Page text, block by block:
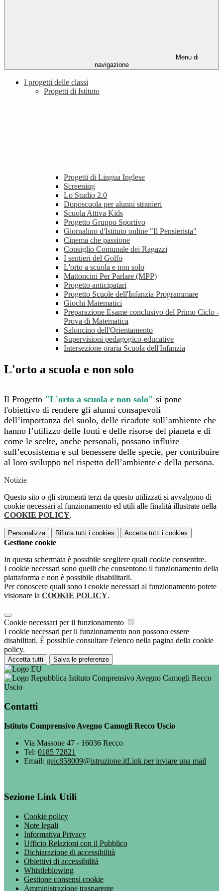
Menu di
navigazione
I progetti delle classi
Progetti di Istituto
Progetti di Lingua Inglese
Screening
Lo Studio 2.0
Doposcuola per alunni stranieri
Scuola Attiva Kids
Progetto Gruppo Sportivo
Giornalino d'Istituto online "Il Pensierista"
Cinema che passione
Consiglio Comunale dei Ragazzi
I sentieri del Golfo
L'orto a scuola e non solo
Mattoncini Per Parlare (MPP)
Progetto anticipatari
Progetto Scuole dell'Infanzia Programmare
Giochi Matematici
Preparazione Esame conclusivo del Primo Ciclo -
Prova di Matematica
Saloncino dell'Orientamento
Supervisioni pedagogico-educative
Intersezione oraria Scuola dell'Infanzia
L'orto a scuola e non solo
Il Progetto "L'orto a scuola e non solo" si pone
l'obiettivo di rendere gli alunni consapevoli
dell’importanza del suolo, delle ricadute sull’ambiente che
hanno l’utilizzo delle fonti e delle risorse del pianeta e di
come le scelte, anche personali, possano influire
sull’ecosistema e sul benessere delle specie, per contribuire
al loro sviluppo nel rispetto dell’ambiente e della persona.
Notizie
Questo sito o gli strumenti terzi da questo utilizzati si avvalgono di
cookie necessari al funzionamento ed utili alle finalità illustrate nella
COOKIE POLICY.
Personalizza Rifiuta tutti i cookies Accetta tutti i cookies
Gestione cookie
In questa schermata è possibile scegliere quali cookie consentire.
I cookie necessari sono quelli che consentono il funzionamento della
piattaforma e non è possibile disabilitarli.
Per conoscere quali sono i cookie necessari al funzionamento potete
visionare la COOKIE POLICY.
Cookie necessari per il funzionamento
I cookie necessari per il funzionamento non possono essere
disabilitati. È possibile consultare l'elenco nella pagina della cookie
policy.
Accetta tutti Salva le preferenze
Istituto Comprensivo Avegno Camogli Recco
Uscio
Contatti
Istituto Comprensivo Avegno Camogli Recco Uscio
Via Massone 47 - 16036 Recco
Tel: 0185 72821
Email: geic858009@istruzione.itLink per inviare una mail
Sezione Link Utili
Cookie policy
Note legali
Informativa Privacy
Ufficio Relazioni con il Pubblico
Dichiarazione di accessibilità
Obiettivi di accessibilità
Whistleblowing
Gestione consensi cookie
Amministrazione trasparente